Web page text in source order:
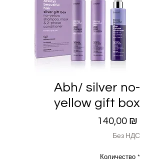
Abh/ silver no-
yellow gift box
140,00 ₪
Без НДС
Количество *